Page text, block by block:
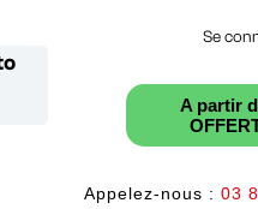
Se
A partir
Appelez-nous : 03